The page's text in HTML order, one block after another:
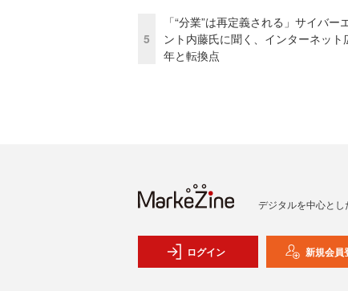
5
「“分業”は再定義される」サイバー
ント内藤氏に聞く、インターネット
年と転換点
デジタルを中心とし
ログイン 新規会員